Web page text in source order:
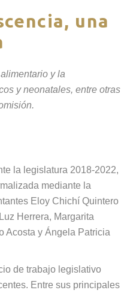
una
y la
y neonatales, entre otras
la legislatura 2018-2022,
mediante la
Eloy Chichí Quintero
Herrera, Margarita
Acosta y Ángela Patricia
de trabajo legislativo
Entre sus principales